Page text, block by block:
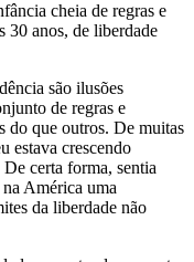
cheia de regras e
30 anos, de liberdade
são ilusões
de regras e
do que outros. De muitas
estava crescendo
certa forma, sentia
América uma
da liberdade não